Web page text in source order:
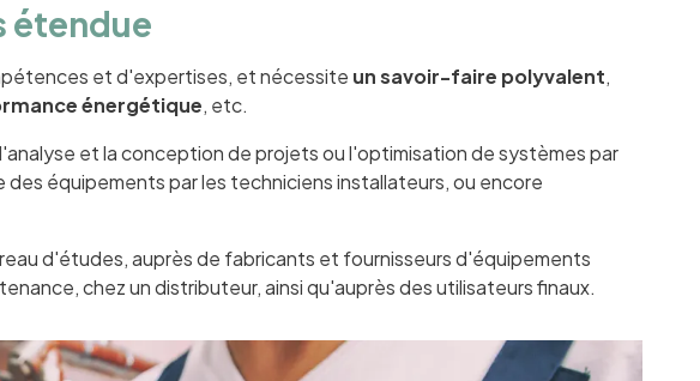
étendue
et d'expertises, et nécessite un savoir-faire polyvalent,
énergétique, etc.
et la conception de projets ou l'optimisation de systèmes par
équipements par les techniciens installateurs, ou encore
d'études, auprès de fabricants et fournisseurs d'équipements
chez un distributeur, ainsi qu'auprès des utilisateurs finaux.